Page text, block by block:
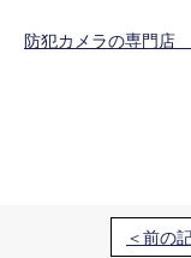
防犯カメラの専門店
＜前の